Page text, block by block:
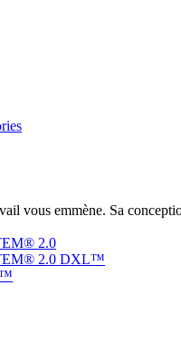
vous emmène. Sa
2.0
2.0 DXL™